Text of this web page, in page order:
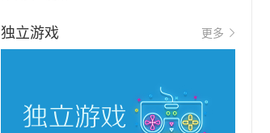
独立游戏 更多